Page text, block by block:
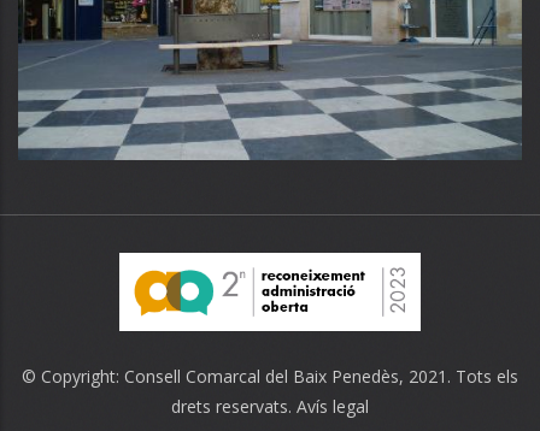
© Copyright: Consell Comarcal del Baix Penedès, 2021. Tots els
drets reservats. Avís legal